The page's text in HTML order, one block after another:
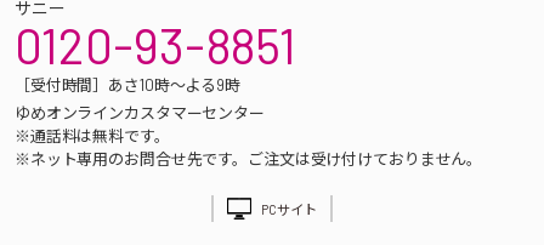
サニー
0120-93-8851
［受付時間］あさ10時～よる9時
ゆめオンラインカスタマーセンター
※通話料は無料です。
※ネット専用のお問合せ先です。ご注文は受け付けておりません。
PCサイト